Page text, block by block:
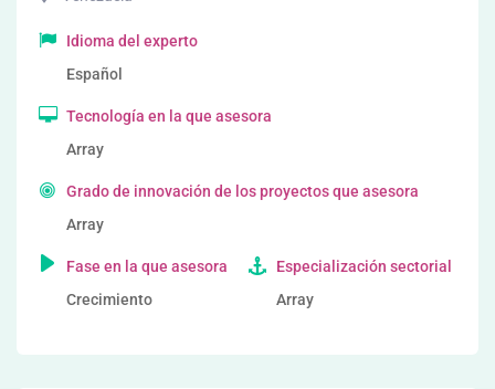
Idioma del experto
Español
Tecnología en la que asesora
Array
Grado de innovación de los proyectos que asesora
Array
Fase en la que asesora
Crecimiento
Especialización sectorial
Array